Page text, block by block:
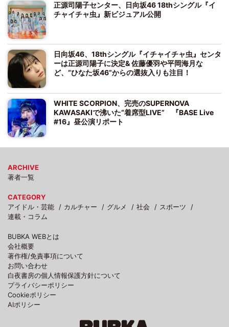
正源司陽子センター、日向坂46 18thシングル『イ
チャイチャ虫』新ビジュアル公開
日向坂46、18thシングル『イチャイチャ虫』センタ
ーは正源司陽子に決定& 佐藤優羽や平岡海月な
ど、“ひなた坂46”からの選抜入りも注目！
WHITE SCORPION、完売のSUPERNOVA
KAWASAKIで沸いた“着席型LIVE” 『BASE Live
#16』昼公演リポート
ARCHIVE
著者一覧
CATEGORY
アイドル・芸能
カルチャー グルメ 社会
スポーツ
連載・コラム
BUBKA WEBとは
会社概要
著作権/免責事項について
お問い合わせ
白夜書房の個人情報保護方針について
プライバシーポリシー
Cookieポリシー
AIポリシー